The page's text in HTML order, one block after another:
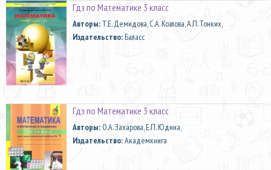
Гдз по Математике 3 класс
Aвторы:Т.Е. Демидова, С.А. Козлова, А.П. Тонких,
Издательство:Баласс
Гдз по Математике 3 класс
Aвторы: О.А. Захарова, Е.П. Юдина,
Издательство:Академкнига